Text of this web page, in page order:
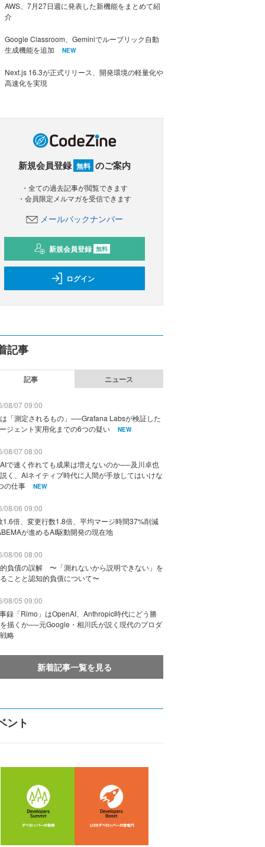
AWS、7月27日週に発表した新機能をまとめて紹
介
Google Classroom、Geminiでルーブリック自動
生成機能を追加
NEW
Next.js 16.3が正式リリース、開発環境の軽量化や
高速化を実現
新規会員登録 無料 のご案内
・全ての過去記事が閲覧できます
・会員限定メルマガを受信できます
メールバックナンバー
新規会員登録 無料
ログイン
記事
記事 ニュース
08/07 09:00
「測定されるもの」──Grafana Labsが検証した
ジェント実用化までの6つの疑い
NEW
08/07 08:00
で速く作れても成果は増えないのか──及川卓也
く、AIネイティブ時代に人間が手放してはいけな
の仕事
NEW
08/06 09:00
1.6倍、変更行数1.8倍、平均マージ時間37%削減
が進めるAI駆動開発の現在地
08/06 08:00
負債の誤解 〜「測れないから説明できない」を
ことと認知的負債について〜
08/05 09:00
録「Rimo」はOpenAI、Anthropic時代にどう勝
描くか──元Google・相川氏が説く現代のプロダ
略
新着記事一覧を見る
ント